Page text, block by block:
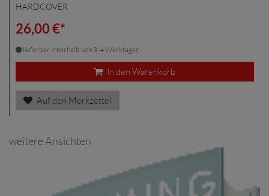
HARDCOVER
26,00 €*
lieferbar innerhalb von 3-4 Werktagen
In den Warenkorb
Auf den Merkzettel
weitere Ansichten